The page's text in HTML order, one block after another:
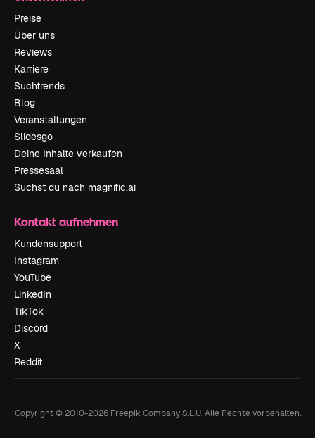
Preise
Über uns
Reviews
Karriere
Suchtrends
Blog
Veranstaltungen
Slidesgo
Deine Inhalte verkaufen
Pressesaal
Suchst du nach magnific.ai
Kontakt aufnehmen
Kundensupport
Instagram
YouTube
LinkedIn
TikTok
Discord
X
Reddit
Copyright © 2010-2026Freepik Company S.L.U. Alle Rechte vorbehalten.